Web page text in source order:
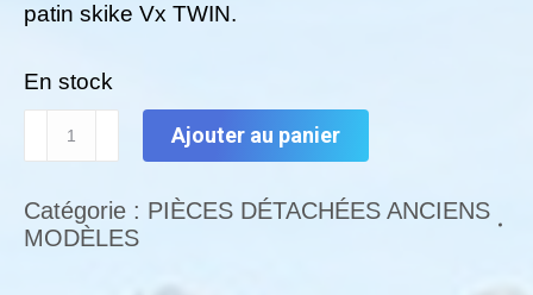
patin skike Vx TWIN.
En stock
quantité
de
seul
ressort
Ajouter au panier
Catégorie : PIÈCES DÉTACHÉES ANCIENS
MODÈLES